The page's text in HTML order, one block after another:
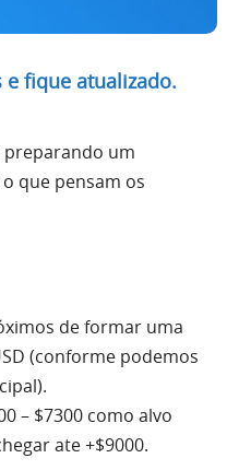
e fique atualizado.
um
que pensam os
de formar uma
(conforme podemos
– $7300 como alvo
ate +$9000.